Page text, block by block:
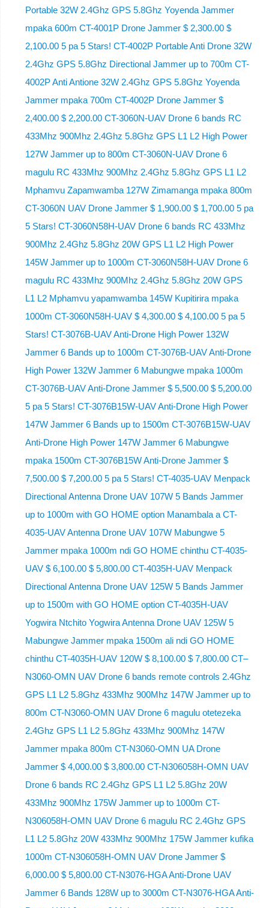
Portable 32W 2.4Ghz GPS 5.8Ghz Yoyenda Jammer
mpaka 600m CT-4001P Drone Jammer $ 2,300.00 $
2,100.00 5 pa 5 Stars! CT-4002P Portable Anti Drone 32W
2.4Ghz GPS 5.8Ghz Directional Jammer up to 700m CT-
4002P Anti Antione 32W 2.4Ghz GPS 5.8Ghz Yoyenda
Jammer mpaka 700m CT-4002P Drone Jammer $
2,400.00 $ 2,200.00 CT-3060N-UAV Drone 6 bands RC
433Mhz 900Mhz 2.4Ghz 5.8Ghz GPS L1 L2 High Power
127W Jammer up to 800m CT-3060N-UAV Drone 6
magulu RC 433Mhz 900Mhz 2.4Ghz 5.8Ghz GPS L1 L2
Mphamvu Zapamwamba 127W Zimamanga mpaka 800m
CT-3060N UAV Drone Jammer $ 1,900.00 $ 1,700.00 5 pa
5 Stars! CT-3060N58H-UAV Drone 6 bands RC 433Mhz
900Mhz 2.4Ghz 5.8Ghz 20W GPS L1 L2 High Power
145W Jammer up to 1000m CT-3060N58H-UAV Drone 6
magulu RC 433Mhz 900Mhz 2.4Ghz 5.8Ghz 20W GPS
L1 L2 Mphamvu yapamwamba 145W Kupitirira mpaka
1000m CT-3060N58H-UAV $ 4,300.00 $ 4,100.00 5 pa 5
Stars! CT-3076B-UAV Anti-Drone High Power 132W
Jammer 6 Bands up to 1000m CT-3076B-UAV Anti-Drone
High Power 132W Jammer 6 Mabungwe mpaka 1000m
CT-3076B-UAV Anti-Drone Jammer $ 5,500.00 $ 5,200.00
5 pa 5 Stars! CT-3076B15W-UAV Anti-Drone High Power
147W Jammer 6 Bands up to 1500m CT-3076B15W-UAV
Anti-Drone High Power 147W Jammer 6 Mabungwe
mpaka 1500m CT-3076B15W Anti-Drone Jammer $
7,500.00 $ 7,200.00 5 pa 5 Stars! CT-4035-UAV Menpack
Directional Antenna Drone UAV 107W 5 Bands Jammer
up to 1000m with GO HOME option Manambala a CT-
4035-UAV Antenna Drone UAV 107W Mabungwe 5
Jammer mpaka 1000m ndi GO HOME chinthu CT-4035-
UAV $ 6,100.00 $ 5,800.00 CT-4035H-UAV Menpack
Directional Antenna Drone UAV 125W 5 Bands Jammer
up to 1500m with GO HOME option CT-4035H-UAV
Yogwira Ntchito Yogwira Antenna Drone UAV 125W 5
Mabungwe Jammer mpaka 1500m ali ndi GO HOME
chinthu CT-4035H-UAV 120W $ 8,100.00 $ 7,800.00 CT–
N3060-OMN UAV Drone 6 bands remote controls 2.4Ghz
GPS L1 L2 5.8Ghz 433Mhz 900Mhz 147W Jammer up to
800m CT-N3060-OMN UAV Drone 6 magulu otetezeka
2.4Ghz GPS L1 L2 5.8Ghz 433Mhz 900Mhz 147W
Jammer mpaka 800m CT-N3060-OMN UA Drone
Jammer $ 4,000.00 $ 3,800.00 CT-N306058H-OMN UAV
Drone 6 bands RC 2.4Ghz GPS L1 L2 5.8Ghz 20W
433Mhz 900Mhz 175W Jammer up to 1000m CT-
N306058H-OMN UAV Drone 6 magulu RC 2.4Ghz GPS
L1 L2 5.8Ghz 20W 433Mhz 900Mhz 175W Jammer kufika
1000m CT-N306058H-OMN UAV Drone Jammer $
6,000.00 $ 5,800.00 CT-N3076-HGA Anti-Drone UAV
Jammer 6 Bands 128W up to 3000m CT-N3076-HGA ​​Anti-